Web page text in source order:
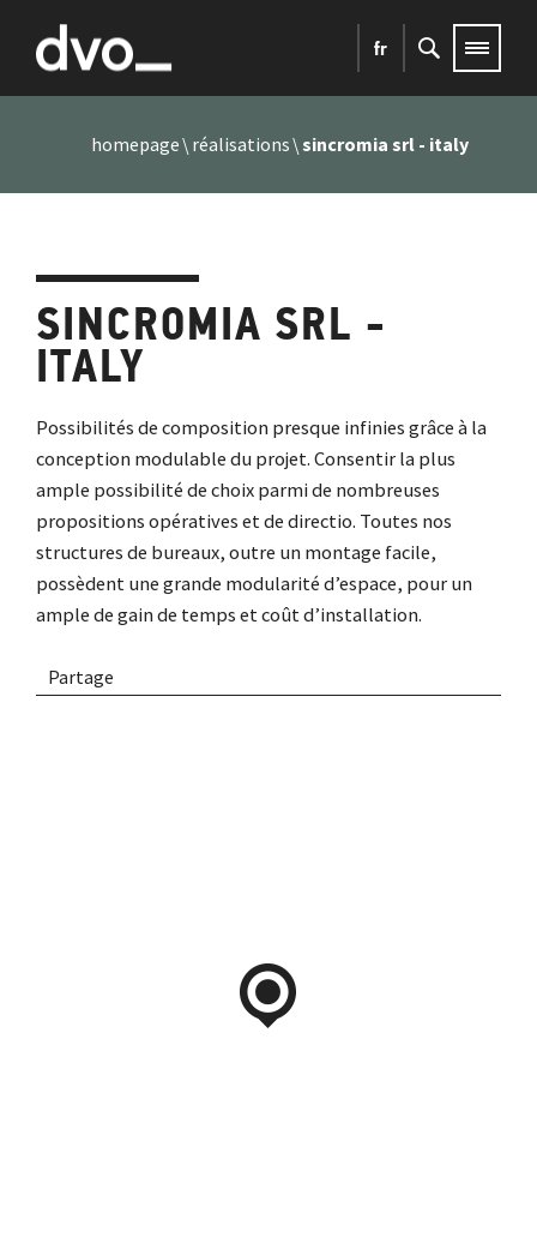
fr
homepage réalisations sincromia srl - italy
SINCROMIA SRL -
ITALY
Possibilités de composition presque infinies grâce à la
conception modulable du projet. Consentir la plus
ample possibilité de choix parmi de nombreuses
propositions opératives et de directio. Toutes nos
structures de bureaux, outre un montage facile,
possèdent une grande modularité d’espace, pour un
ample de gain de temps et coût d’installation.
Partage